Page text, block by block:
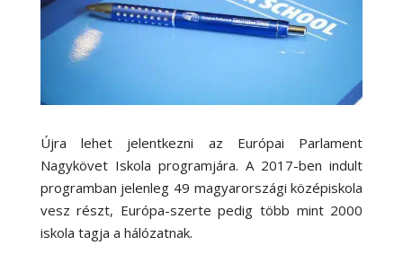
Újra lehet jelentkezni az Európai Parlament
Nagykövet Iskola programjára. A 2017-ben indult
programban jelenleg 49 magyarországi középiskola
vesz részt, Európa-szerte pedig több mint 2000
iskola tagja a hálózatnak.